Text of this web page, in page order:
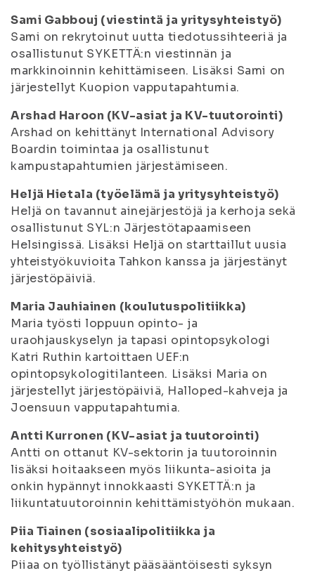
Sami Gabbouj (viestintä ja yritysyhteistyö)
Sami on rekrytoinut uutta tiedotussihteeriä ja
osallistunut SYKETTÄ:n viestinnän ja
markkinoinnin kehittämiseen. Lisäksi Sami on
järjestellyt Kuopion vapputapahtumia.
Arshad Haroon (KV-asiat ja KV-tuutorointi)
Arshad on kehittänyt International Advisory
Boardin toimintaa ja osallistunut
kampustapahtumien järjestämiseen.
Heljä Hietala (työelämä ja yritysyhteistyö)
Heljä on tavannut ainejärjestöjä ja kerhoja sekä
osallistunut SYL:n Järjestötapaamiseen
Helsingissä. Lisäksi Heljä on starttaillut uusia
yhteistyökuvioita Tahkon kanssa ja järjestänyt
järjestöpäiviä.
Maria Jauhiainen (koulutuspolitiikka)
Maria työsti loppuun opinto- ja
uraohjauskyselyn ja tapasi opintopsykologi
Katri Ruthin kartoittaen UEF:n
opintopsykologitilanteen. Lisäksi Maria on
järjestellyt järjestöpäiviä, Halloped-kahveja ja
Joensuun vapputapahtumia.
Antti Kurronen (KV-asiat ja tuutorointi)
Antti on ottanut KV-sektorin ja tuutoroinnin
lisäksi hoitaakseen myös liikunta-asioita ja
onkin hypännyt innokkaasti SYKETTÄ:n ja
liikuntatuutoroinnin kehittämistyöhön mukaan.
Piia Tiainen (sosiaalipolitiikka ja
kehitysyhteistyö)
Piiaa on työllistänyt pääsääntöisesti syksyn